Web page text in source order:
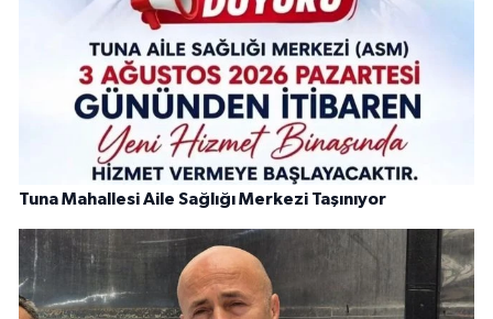
Tuna Mahallesi Aile Sağlığı Merkezi Taşınıyor